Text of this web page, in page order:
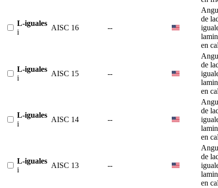
L-iguales
i
AISC 16 --
de
en
L-iguales
i
AISC 15 --
de
en
L-iguales
i
AISC 14 --
de
en
L-iguales
i
AISC 13 --
de
en